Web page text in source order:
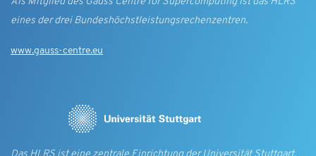
eines der drei Bundes­höchst­leistungs­rechen­zentren.
www.gauss-centre.eu